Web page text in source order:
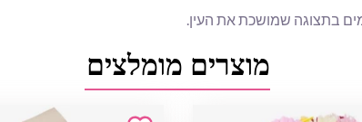
מוצרים מומלצים